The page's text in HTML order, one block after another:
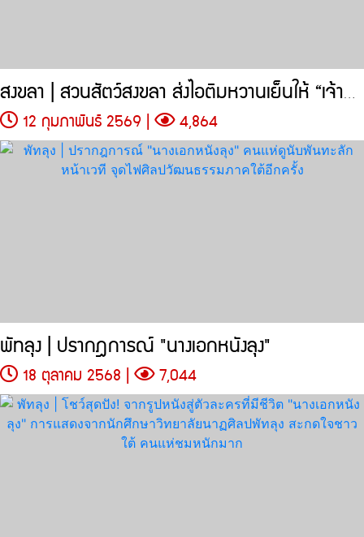
สงขลา | สวนสัตว์สงขลา ส่งไอติมหวานเย็นให้ “เจ้าจ้อน-น้องป๊บซี่”
12 กุมภาพันธ์ 2569 | 4,864
พัทลุง | ปรากฎการณ์ "นางเอกหนังลุง"
18 ตุลาคม 2568 | 7,044